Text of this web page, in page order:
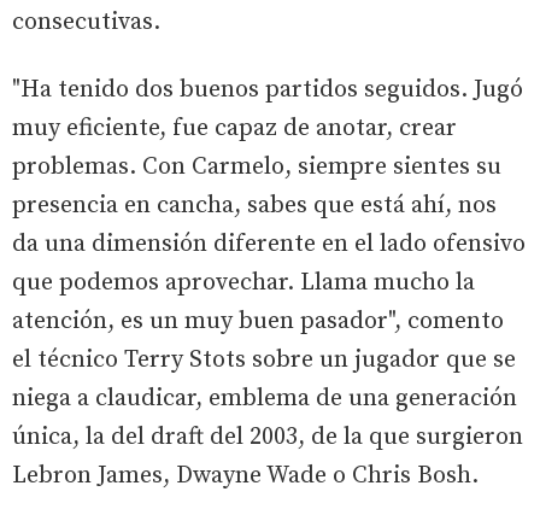
consecutivas.
"Ha tenido dos buenos partidos seguidos. Jugó
muy eficiente, fue capaz de anotar, crear
problemas. Con Carmelo, siempre sientes su
presencia en cancha, sabes que está ahí, nos
da una dimensión diferente en el lado ofensivo
que podemos aprovechar. Llama mucho la
atención, es un muy buen pasador", comento
el técnico Terry Stots sobre un jugador que se
niega a claudicar, emblema de una generación
única, la del draft del 2003, de la que surgieron
Lebron James, Dwayne Wade o Chris Bosh.